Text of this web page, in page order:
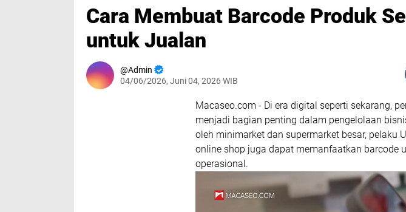
Cara Membuat Barcode Produk
untuk Jualan
Admin
04/06/2026, Juni 04, 2026 WIB
Macaseo.com - Di era digital seperti sekarang,
menjadi bagian penting dalam pengelolaan
oleh minimarket dan supermarket besar, pelaku
online shop juga dapat memanfaatkan barcode
operasional.